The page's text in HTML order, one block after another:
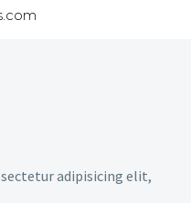
adipisicing elit,